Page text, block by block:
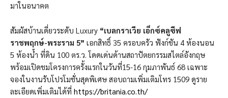
มาในอนาคต
สัมผัสบ้านเดี่ยวระดับ Luxury “เบลกราเวีย เอ็กซ์คลูซีฟ
ราชพฤกษ์-พระราม 5” เอกสิทธิ์ 35 ครอบครัว ฟังก์ชัน 4 ห้องนอน
5 ห้องน้ำ ที่ดิน 100 ตร.ว. โดดเด่นด้านสถาปัตยกรรมสไตล์อังกฤษ
พร้อมเปิดชมโครงการครั้งแรกในวันที่15-16 กุมภาพันธ์ 68 เฉพาะ
จองในงานรับโปรโมชั่นสุดพิเศษ สอบถามเพิ่มเติมโทร 1509 ดูราย
ละเอียดเพิ่มเติมได้ที่ https://britania.co.th/